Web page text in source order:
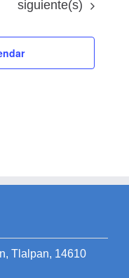
Eventos
siguiente(s)
Tlalpan, 14610